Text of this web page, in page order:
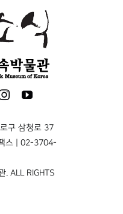
구 삼청로 37
스 | 02-3704-
ALL RIGHTS